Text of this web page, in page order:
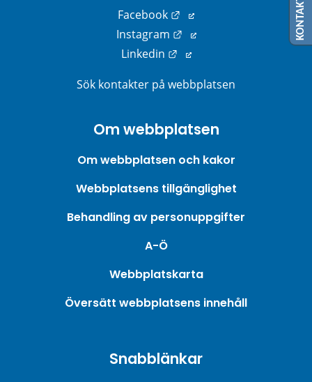
Facebook
Länk till annan
Instagram
Länk till annan
Linkedin
Länk till annan webbplats.
Sök kontakter på webbplatsen
Om webbplatsen
Om webbplatsen och kakor
Webbplatsens tillgänglighet
Behandling av personuppgifter
A-Ö
Webbplatskarta
Översätt webbplatsens innehåll
Snabblänkar